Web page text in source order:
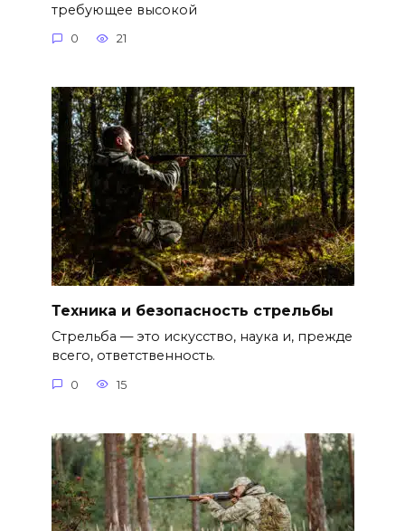
требующее высокой
0 21
Техника и безопасность стрельбы
Стрельба — это искусство, наука и, прежде
всего, ответственность.
0 15